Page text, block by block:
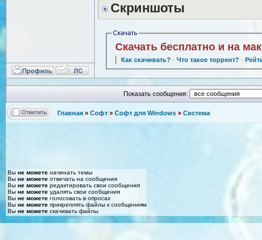
Скриншоты
Скачать
Скачать бесплатно и на
Как скачивать? · Что такое торрент? ·
Показать сообщения:
Главная » Софт » Софт для Windows » Система
Вы не можете начинать темы
Вы не можете отвечать на сообщения
Вы не можете редактировать свои сообщения
Вы не можете удалять свои сообщения
Вы не можете голосовать в опросах
Вы не можете прикреплять файлы к сообщениям
Вы не можете скачивать файлы